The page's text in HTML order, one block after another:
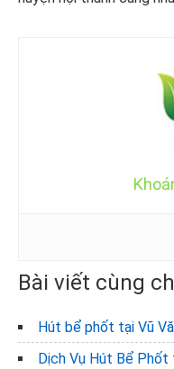
Bài viết cùng
Hút bể phốt tại Vũ
Dịch Vụ Hút Bể Phốt